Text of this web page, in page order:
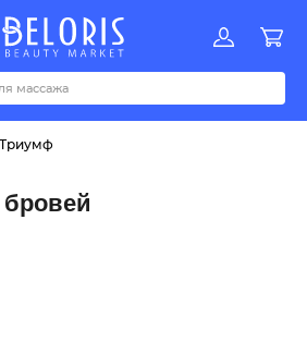
Акции
OPQRSTUVWYZАБВДЗИМОКЛНПРСТУФ
Триумф